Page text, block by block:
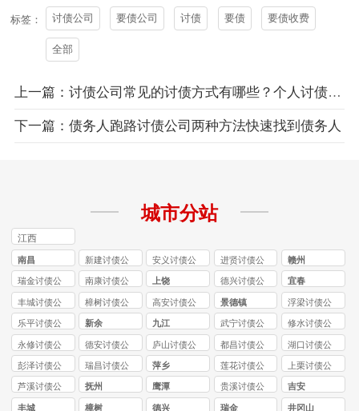
标签： 讨债公司 要债公司 讨债 要债 要债收费
全部
上一篇：讨债公司常见的讨债方式有哪些？个人讨债方式
下一篇：债务人跑路讨债公司两种方法快速找到债务人
城市分站
江西
南昌
新建讨债公
司
安义讨债公
司
进贤讨债公
司
赣州
瑞金讨债公
司
南康讨债公
司
上饶
德兴讨债公
司
宜春
丰城讨债公
司
樟树讨债公
司
高安讨债公
司
景德镇
浮梁讨债公
司
乐平讨债公
司
新余 九江
武宁讨债公
司
修水讨债公
司
永修讨债公
司
德安讨债公
司
庐山讨债公
司
都昌讨债公
司
湖口讨债公
司
彭泽讨债公
司
瑞昌讨债公
司
萍乡
莲花讨债公
司
上栗讨债公
司
芦溪讨债公
司
抚州 鹰潭
贵溪讨债公
司
吉安
丰城 樟树 德兴 瑞金 井冈山